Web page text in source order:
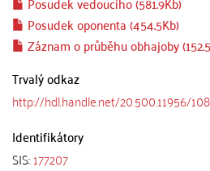
Posudek oponenta (454.5Kb)
Záznam o průběhu obhajoby
Trvalý odkaz
http://hdl.handle.net/20.500.11956/
Identifikátory
SIS:177207